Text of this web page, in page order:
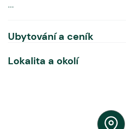
...
Ubytování a ceník
Lokalita a okolí